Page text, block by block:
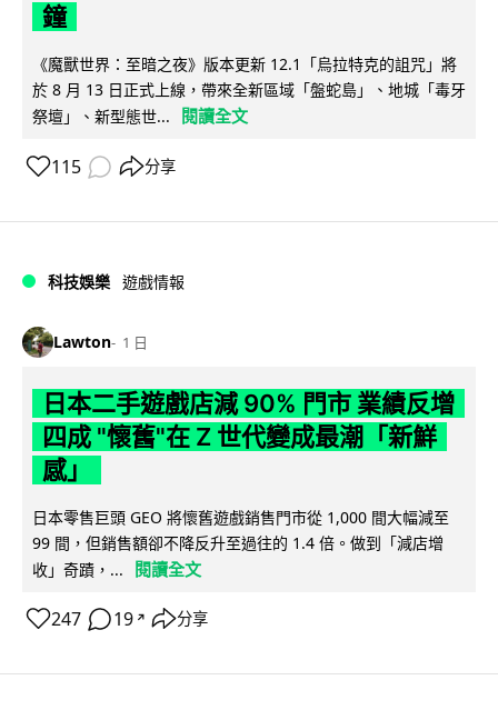
鐘
《魔獸世界：至暗之夜》版本更新 12.1「烏拉特克的詛咒」將
於 8 月 13 日正式上線，帶來全新區域「盤蛇島」、地城「毒牙
祭壇」、新型態世...
閱讀全文
115 分享
科技娛樂 遊戲情報
Lawton 1 日
日本二手遊戲店減 90% 門市 業績反增
四成 "懷舊"在 Z 世代變成最潮「新鮮
感」
日本零售巨頭 GEO 將懷舊遊戲銷售門市從 1,000 間大幅減至
99 間，但銷售額卻不降反升至過往的 1.4 倍。做到「減店增
收」奇蹟，...
閱讀全文
247 19 ↗ 分享